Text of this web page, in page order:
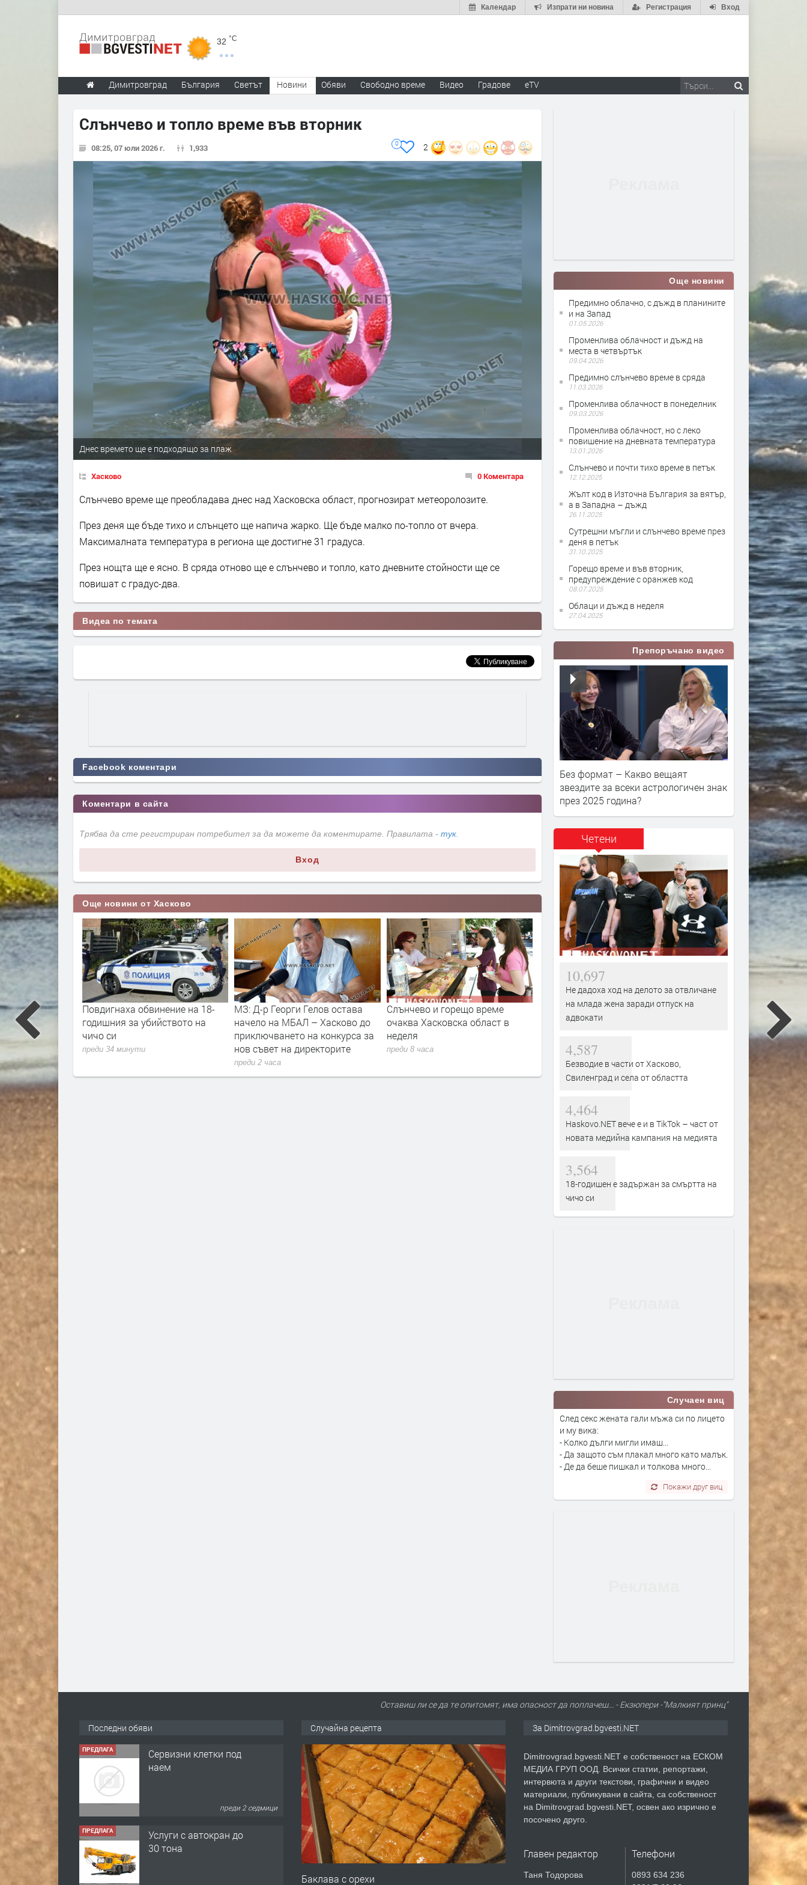
Вход
Регистрация
Изпрати ни новина
Календар
32 °C
Димитровград България Светът Новини Обяви Свободно време Видео Градове eTV
Слънчево и топло време във вторник
08:25, 07 юли 2026 г. 1,933 2
0
Днес времето ще е подходящо за плаж
Хасково 0 Коментара
Слънчево време ще преобладава днес над Хасковска област, прогнозират метеоролозите.
През деня ще бъде тихо и слънцето ще напича жарко. Ще бъде малко по-топло от вчера.
Максималната температура в региона ще достигне 31 градуса.
През нощта ще е ясно. В сряда отново ще е слънчево и топло, като дневните стойности ще се
повишат с градус-два.
Видеа по темата
Facebook коментари
Коментари в сайта
Трябва да сте регистриран потребител за да можете да коментирате. Правилата - тук
Вход
Още новини от Хасково
на 18-
на
МЗ: Д-р Георги Гелов остава
начело на МБАЛ – Хасково до
приключването на конкурса за
нов съвет на директорите
Слънчево и горещо време
очаква Хасковска област в
неделя
преди 8 часа
18-годишен е задържан за
смъртта на чичо си
преди 15 часа
„Димитровград“ със загуба на
старта на сезона
БАБХ иззе близо 800 кг
лой без документи от
Още новини
Предимно облачно, с дъжд в планините
и на Запад
01.05.2026
Променлива облачност и дъжд на
места в четвъртък
09.04.2026
Предимно слънчево време в сряда
11.03.2026
Променлива облачност в понеделник
09.03.2026
Променлива облачност, но с леко
повишение на дневната температура
13.01.2026
Слънчево и почти тихо време в петък
12.12.2025
Жълт код в Източна България за вятър,
а в Западна – дъжд
26.11.2025
Сутрешни мъгли и слънчево време през
деня в петък
31.10.2025
Горещо време и във вторник,
предупреждение с оранжев код
08.07.2025
Облаци и дъжд в неделя
27.04.2025
Препоръчано видео
Без формат – Какво вещаят
звездите за всеки астрологичен знак
през 2025 година?
Четени
10,697
Не дадоха ход на делото за отвличане
на млада жена заради отпуск на
адвокати
4,587
Безводие в части от Хасково,
Свиленград и села от областта
4,464
Haskovo.NET вече е и в TikTok – част от
новата медийна кампания на медията
3,564
18-годишен е задържан за смъртта на
чичо си
Случаен виц
След секс жената гали мъжа си по лицето
и му вика:
- Колко дълги мигли имаш...
- Да защото съм плакал много като малък.
- Де да беше пишкал и толкова много...
Покажи друг виц
Оставиш ли се да те опитомят, има опасност да поплачеш... - Екзюпери -"Малкият принц"
Последни обяви
ПРЕДЛАГА
Услуги с автокран до
30 тона
преди 10 месеца
ПРЕДЛАГА
Копаене на канали
водомерни шахти
Случайна рецепта
Баклава с орехи
За Dimitrovgrad.bgvesti.NET
Dimitrovgrad.bgvesti.NET е собственост на ЕСКОМ
МЕДИА ГРУП ООД. Всички статии, репортажи,
интервюта и други текстови, графични и видео
материали, публикувани в сайта, са собственост
на Dimitrovgrad.bgvesti.NET, освен ако изрично е
посочено друго.
Главен редактор
Таня Тодорова
Телефони
0893 634 236